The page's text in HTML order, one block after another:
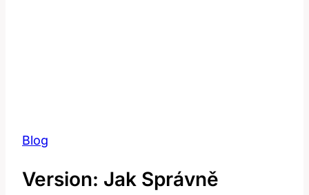
Blog
Version: Jak Správně